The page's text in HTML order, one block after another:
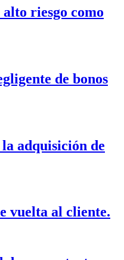
riesgo como
de bonos
adquisición de
vuelta al cliente.